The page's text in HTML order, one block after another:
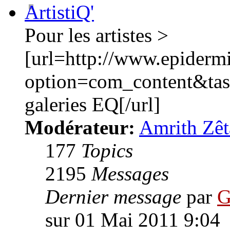
ArtistiQ'
Pour les artistes >
[url=http://
galeries EQ[/url]
Modérateur: Amrith
177 Topics
2195 Messages
Dernier message par
sur 01 Mai 2011 9:04